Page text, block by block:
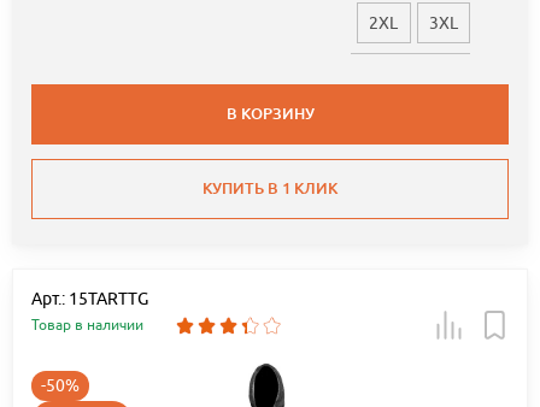
2XL 3XL
В КОРЗИНУ
КУПИТЬ В 1 КЛИК
Арт.: 15TARTTG
Товар в наличии
-50%